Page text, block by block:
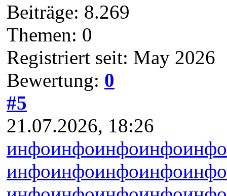
Beiträge: 8.269
Themen: 0
Registriert seit: May 2026
Bewertung: 0
#5
21.07.2026, 18:26
инфоинфоинфоинфоинфо
инфоинфоинфоинфоинфо